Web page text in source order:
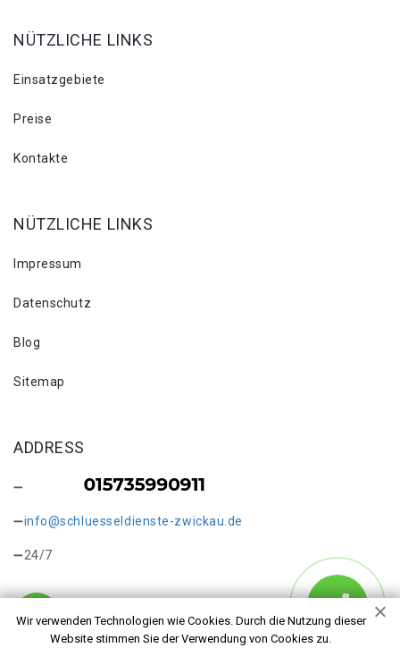
Wir verwenden Technologien wie Cookies. Durch die Nutzung dieser
Website stimmen Sie der Verwendung von Cookies zu.
NÜTZLICHE LINKS
Einsatzgebiete
Preise
Kontakte
NÜTZLICHE LINKS
Impressum
Datenschutz
Blog
Sitemap
ADDRESS
info@schluesseldienste-zwickau.de
24/7